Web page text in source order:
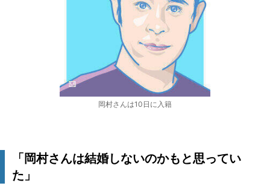
岡村さんは10日に入籍
「岡村さんは結婚しないのかもと思ってい
た」